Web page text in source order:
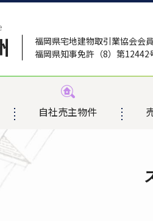
福岡県宅地建物取引業協会会員
福岡県知事免許（8）第12442
自社売主物件